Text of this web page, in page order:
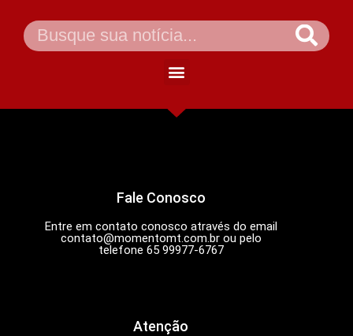
Fale Conosco
Entre em contato conosco através do email
contato@momentomt.com.brou pelo
telefone 65 99977-6767
Atenção